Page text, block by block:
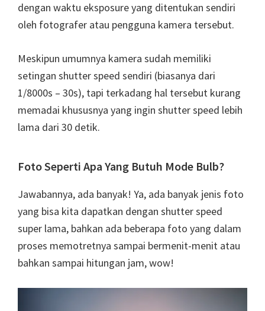
dengan waktu eksposure yang ditentukan sendiri
oleh fotografer atau pengguna kamera tersebut.
Meskipun umumnya kamera sudah memiliki
setingan shutter speed sendiri (biasanya dari
1/8000s – 30s), tapi terkadang hal tersebut kurang
memadai khususnya yang ingin shutter speed lebih
lama dari 30 detik.
Foto Seperti Apa Yang Butuh Mode Bulb?
Jawabannya, ada banyak! Ya, ada banyak jenis foto
yang bisa kita dapatkan dengan shutter speed
super lama, bahkan ada beberapa foto yang dalam
proses memotretnya sampai bermenit-menit atau
bahkan sampai hitungan jam, wow!